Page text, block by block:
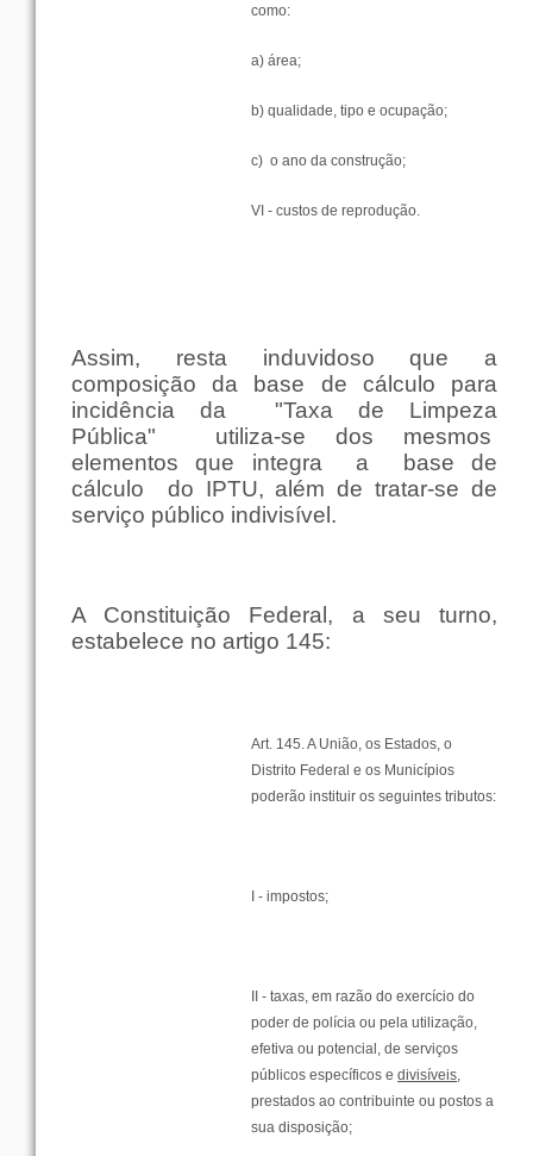
como:
a)área;
b)qualidade ,tipo eocupação;
c) oano daconstrução;
VI -custos dereprodução
Assim, resta induvidosoque a
composição da base de cálculo
para
incidência da "Taxa de Limpeza
Pública" utiliza-se dos mesmos
elementos
que integra a base de
cálculo
do IPTU, além de tratar-se de
serviço público indivisível.
A Constituição Federal, a seu turno,
estabelece no artigo 145:
Art. 145. A União , os Estados , o
Distrito Federal e os Municípios
poderãoinstituir osseguintes tributos:
I -impostos;
II -taxas ,em razão doexercício do
poder depolícia ou pela utilização
efetiva ou potencial , deserviços
públicos específicos edivisíveis
prestados aocontribuinte ou postos a
sua disposição;